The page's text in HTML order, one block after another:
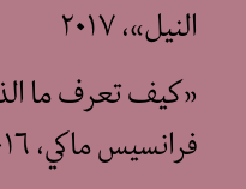
النيل»، ٢٠١٧
«كيف تعرف ما
فرانسيس ماكي، ٢٠١٦